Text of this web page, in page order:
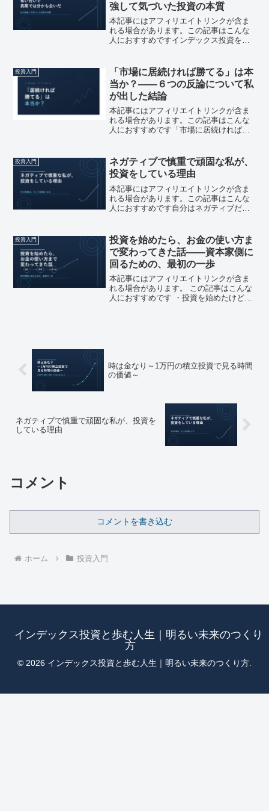
強して気づいた投資の本質
本記事にはアフィリエイトリンクが含ま
れる場合があります。この記事はこんな
人におすすめですインデックス投資を始
となくしか分かっていない投資の「な
ぜ」を、理屈で理解したい今...
投資入門
「市場に居続ければ勝てる」は本
当か？――６つの反論について私
が出した結論
本記事にはアフィリエイトリンクが含ま
れる場合があります。この記事はこんな
人におすすめです「市場に居続ければい
が頭から離れない 投資を始める前に「本
当に大丈夫な理由」を...
投資入門
ネガティブで慎重で頑固な私が、
投資をしている理由
本記事にはアフィリエイトリンクが含ま
れる場合があります。この記事はこんな
人におすすめです自分はネガティブだか
家＝大胆でポジティブな人というイメー
ジを持っている投資家のイ...
投資入門
投資を始めたら、お金の使い方ま
で変わってきた話——資本家側に
回るための、最初の一歩
本記事にはアフィリエイトリンクが含ま
れる場合があります。 この記事はこんな
人におすすめです ・投資を始めたけど、
時は金なり～1万円の積立投資で見る時間
の価値～
ネガティブで慎重で頑固な私が、投資を
している理由
コメント
コメントを書き込む
ホーム 投資入門
インデックス投資と歩む人生｜明るい未来のつくり
方
© 2026 インデックス投資と歩む人生｜明るい未来のつくり方.